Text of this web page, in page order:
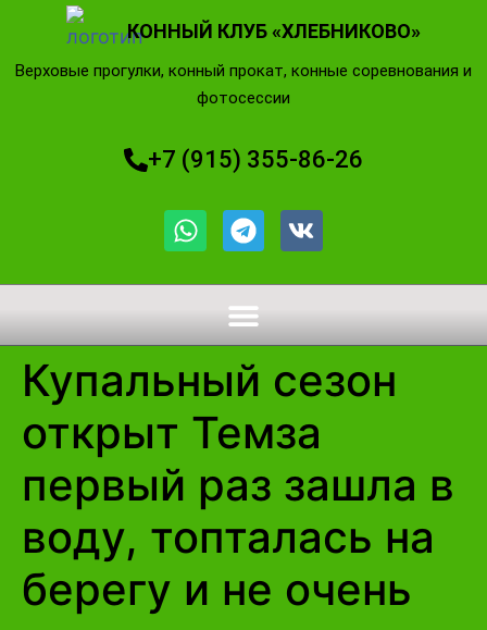
КОННЫЙ КЛУБ «ХЛЕБНИКОВО»
Верховые прогулки, конный прокат, конные соревнования и
фотосессии
+7 (915) 355-86-26
Купальный сезон
открыт Темза
первый раз зашла в
воду, топталась на
берегу и не очень